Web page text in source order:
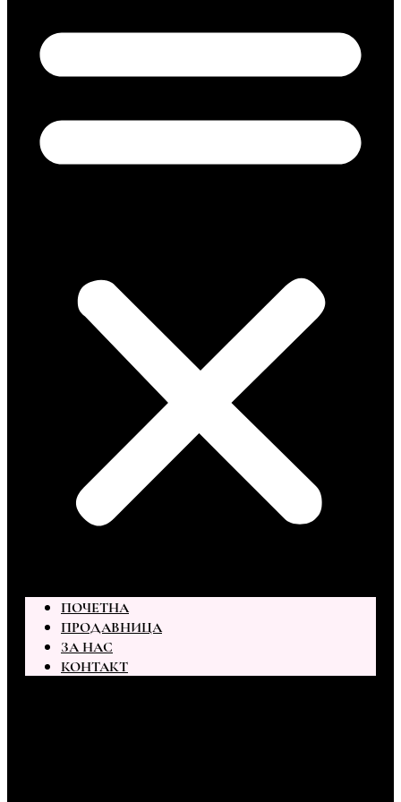
ПОЧЕТНА
ПРОДАВНИЦА
ЗА НАС
КОНТАКТ